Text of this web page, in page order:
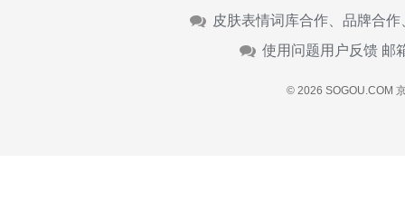
皮肤表情词库合作、品牌合
使用问题用户反馈 邮
© 2026 SOGOU.COM